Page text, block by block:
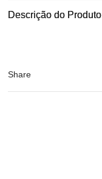
Descrição do Produto
Share